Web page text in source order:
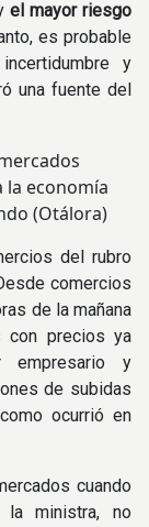
el mayor riesgo
es probable
y
una fuente del
la economía
(Otálora)
del rubro
comercios
de la mañana
con precios ya
empresario y
de subidas
ocurrió en
cuando
la ministra, no